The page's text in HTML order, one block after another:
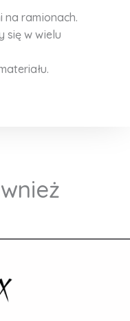
na ramionach.
się w wielu